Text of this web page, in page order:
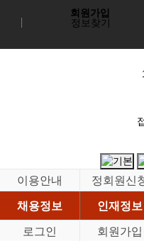
회원가입
정보찾기
이용안내 정회원신
채용정보
인재정보
로그인
회원가입